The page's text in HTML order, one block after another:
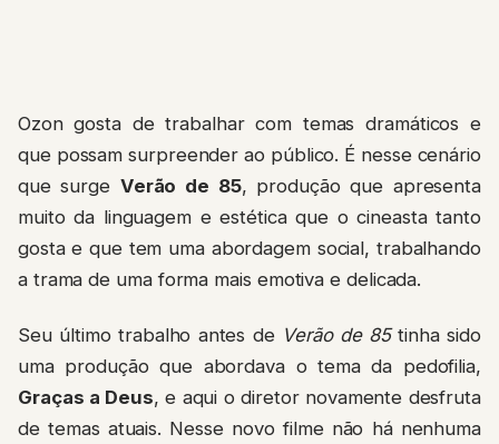
Ozon gosta de trabalhar com temas dramáticos e
que possam surpreender ao público. É nesse cenário
que surge Verão de 85, produção que apresenta
muito da linguagem e estética que o cineasta tanto
gosta e que tem uma abordagem social, trabalhando
a trama de uma forma mais emotiva e delicada.
Seu último trabalho antes deVerão de 85tinha sido
uma produção que abordava o tema da pedofilia,
Graças a Deus, e aqui o diretor novamente desfruta
de temas atuais. Nesse novo filme não há nenhuma